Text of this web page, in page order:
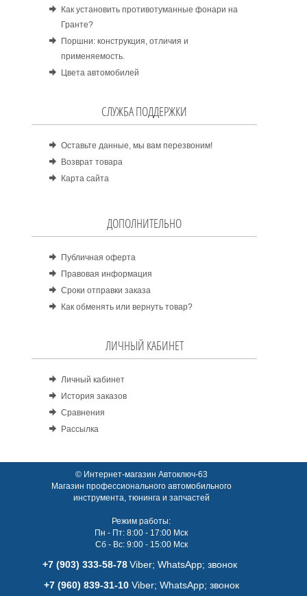
Как установить противотуманные фонари на
Гранте?
Поршни: конструкция, отличия и
применяемость.
Цвета автомобилей
СЛУЖБА ПОДДЕРЖКИ
Оставьте данные, мы вам перезвоним!
Возврат товара
Карта сайта
ДОПОЛНИТЕЛЬНО
Публичная оферта
Правовая информация
Сроки отправки заказа
Как обменять или вернуть товар?
ЛИЧНЫЙ КАБИНЕТ
Личный кабинет
История заказов
Сравнения
Рассылка
© Интернет-магазин Автоключ-63
Магазин профессионального автомобильного
инструмента, тюнинга и запчастей
Режим работы:
Пн - Пт: 8:00 - 17:00 Мск
Сб - Вс: 9:00 - 15:00 Мск
+7 (903) 333-58-78 Viber; WhatsАpp; звонок
+7 (960) 839-31-10Viber; WhatsАpp; звонок